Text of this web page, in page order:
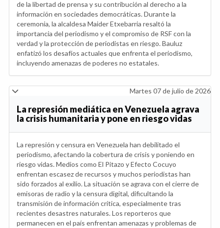
de la libertad de prensa y su contribución al derecho a la
información en sociedades democráticas. Durante la
ceremonia, la alcaldesa Maider Etxebarria resaltó la
importancia del periodismo y el compromiso de RSF con la
verdad y la protección de periodistas en riesgo. Bauluz
enfatizó los desafíos actuales que enfrenta el periodismo,
incluyendo amenazas de poderes no estatales.
Martes 07 de julio de 2026
La represión mediática en Venezuela agrava
la crisis humanitaria y pone en riesgo vidas
La represión y censura en Venezuela han debilitado el
periodismo, afectando la cobertura de crisis y poniendo en
riesgo vidas. Medios como El Pitazo y Efecto Cocuyo
enfrentan escasez de recursos y muchos periodistas han
sido forzados al exilio. La situación se agrava con el cierre de
emisoras de radio y la censura digital, dificultando la
transmisión de información crítica, especialmente tras
recientes desastres naturales. Los reporteros que
permanecen en el país enfrentan amenazas y problemas de